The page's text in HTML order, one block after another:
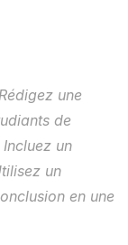
une
de
un
un
en une